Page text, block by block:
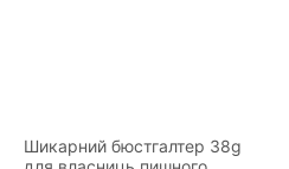
Шикарний бюстгалтер 38g